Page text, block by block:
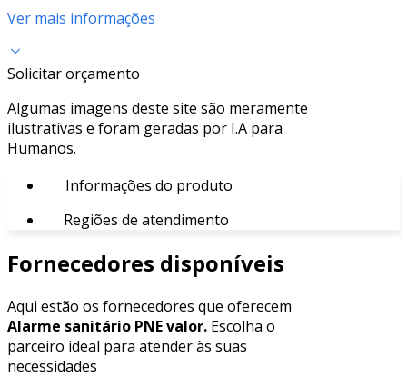
Ver mais informações
Solicitar orçamento
Algumas imagens deste site são meramente
ilustrativas e foram geradas por I.A para
Humanos.
Informações do produto
Regiões de atendimento
Fornecedores disponíveis
Aqui estão os fornecedores que oferecem
Alarme sanitário PNE valor. Escolha o
parceiro ideal para atender às suas
necessidades